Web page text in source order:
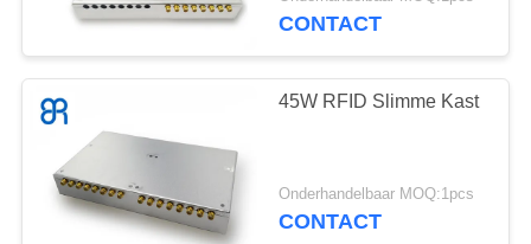
GEVALLEN
VERZOEK
EEN
CITAAT
tot 3CM
CONTACT
45W RFID Slimme Kast
Onderhandelbaar MOQ:1pcs
CONTACT